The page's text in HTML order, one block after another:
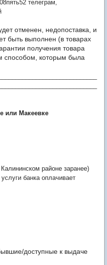
телеграм,
отменен, недопоставка, и
быть выполнен (в товарах
получения товара
способом, которым была
или Макеевке
районе заранее)
банка оплачивает
доступные к выдаче